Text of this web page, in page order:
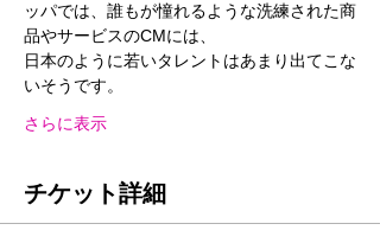
ッパでは、誰もが憧れるような洗練された商
品やサービスのCMには、
日本のように若いタレントはあまり出てこな
いそうです。
さらに表示
チケット詳細